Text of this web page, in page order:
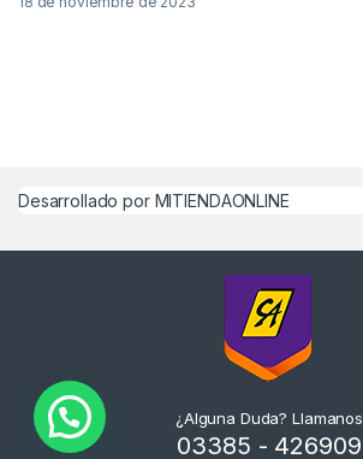
Desarrollado por MITIENDAONLINE
¿Alguna Duda? Llamanos
03385 - 426909